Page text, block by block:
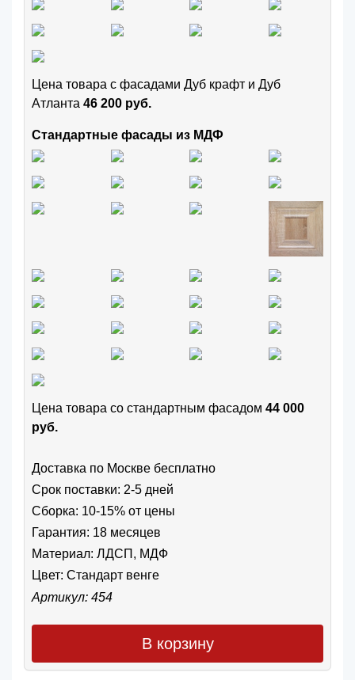
Цена товара с фасадами Дуб крафт и Дуб
Атланта 46 200 руб.
Стандартные фасады из МДФ
Цена товара cо стандартным фасадом 44 000
руб.
Доставка по Москве бесплатно
Срок поставки: 2-5 дней
Сборка: 10-15% от цены
Гарантия: 18 месяцев
Материал: ЛДСП, МДФ
Цвет: Стандарт венге
Артикул: 454
В корзину